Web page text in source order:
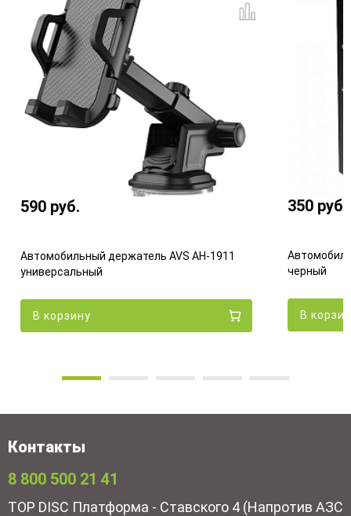
590 руб.
Автомобильный держатель AVS AH-1911
универсальный
В корзину
350 руб.
черный
В
Контакты
8 800 500 21 41
TOP DISC Платформа - Ставского 4 (Напротив АЗС